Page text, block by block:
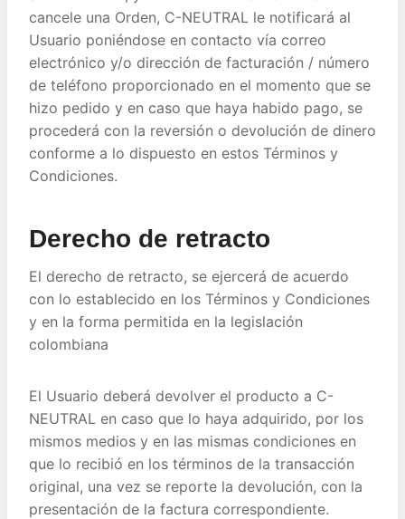
cancele una Orden, C-NEUTRAL le notificará al
Usuario poniéndose en contacto vía correo
electrónico y/o dirección de facturación / número
de teléfono proporcionado en el momento que se
hizo pedido y en caso que haya habido pago, se
procederá con la reversión o devolución de dinero
conforme a lo dispuesto en estos Términos y
Condiciones.
Derecho de retracto
El derecho de retracto, se ejercerá de acuerdo
con lo establecido en los Términos y Condiciones
y en la forma permitida en la legislación
colombiana
El Usuario deberá devolver el producto a C-
NEUTRAL en caso que lo haya adquirido, por los
mismos medios y en las mismas condiciones en
que lo recibió en los términos de la transacción
original, una vez se reporte la devolución, con la
presentación de la factura correspondiente.